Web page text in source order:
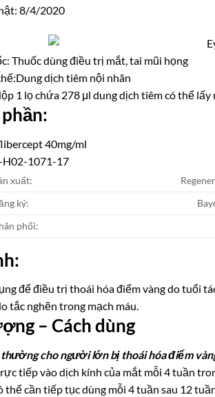
8/4/2020
Thuốc dùng điều trị mắt, tai mũi họng
Dung dịch tiêm nội nhãn
1 lọ chứa 278 μl dung dịch tiêm có thể
40mg/ml
H02-1071-17
xuất:
ký:
phối:
để điều trị thoái hóa điểm vàng do tuổi
tắc nghẽn trong mạch máu.
– Cách dùng
cho người lớn bị thoái hóa điểm
tiếp vào dịch kính của mắt mỗi 4 tuần
thể cần tiếp tục dùng mỗi 4 tuần sau 12